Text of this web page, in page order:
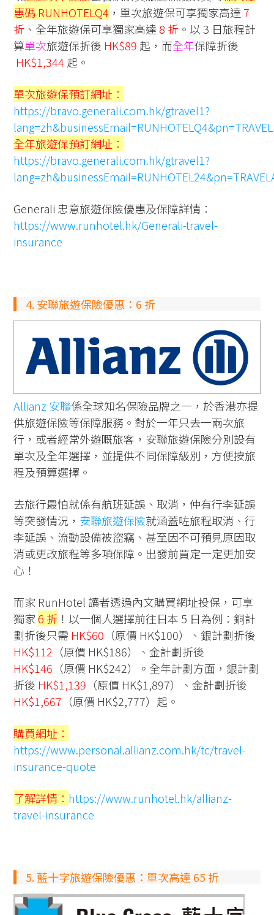
惠碼 RUNHOTELQ4 ，單次旅遊保可享獨家高達 7
折 、全年旅遊保可享獨家高達 8 折 。以 3 日旅程計
算單次旅遊保折後 HK$89 起，而全年保障折後
HK$1,344 起。
單次旅遊保預訂網址：
https://bravo.generali.com.hk/gtravel1?
全年旅遊保預訂網址：
https://bravo.generali.com.hk/gtravel1?
Generali 忠意旅遊保險優惠及保障詳情：
https://www.runhotel.hk/Generali-travel-
insurance
4. 安聯旅遊保險優惠：6 折
Allianz 安聯係全球知名保險品牌之一，於香港亦提
供旅遊保險等保障服務。對於一年只去一兩次旅
行，或者經常外遊嘅旅客，安聯旅遊保險分別設有
單次及全年選擇，並提供不同保障級別，方便按旅
程及預算選擇。
去旅行最怕就係有航班延誤、取消，仲有行李延誤
等突發情況， 安聯旅遊保險就涵蓋咗旅程取消、行
李延誤、流動設備被盜竊、甚至因不可預見原因取
消或更改旅程等多項保障。出發前買定一定更加安
心！
而家 RunHotel 讀者透過內文購買網址投保，可享
獨家6 折 ！以一個人選擇前往日本 5 日為例：銅計
劃折後只需 HK$60 （原價 HK$100）、銀計劃折後
HK$112 （原價 HK$186）、金計劃折後
HK$146 （原價 HK$242）。全年計劃方面，銀計劃
折後 HK$1,139 （原價 HK$1,897）、金計劃折後
HK$1,667 （原價 HK$2,777）起。
購買網址：
https://www.personal.allianz.com.hk/tc/travel-
insurance-quote
了解詳情： https://www.runhotel.hk/allianz-
travel-insurance
5. 藍十字旅遊保險優惠：單次高達 65 折